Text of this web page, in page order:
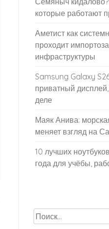
которые работают
Аметист как
проходит
инфраструктуры
Samsung Galaxy
приватный
деле
Маяк Анива:
меняет взгляд на
10 лучших
года для учёбы,
Найти: